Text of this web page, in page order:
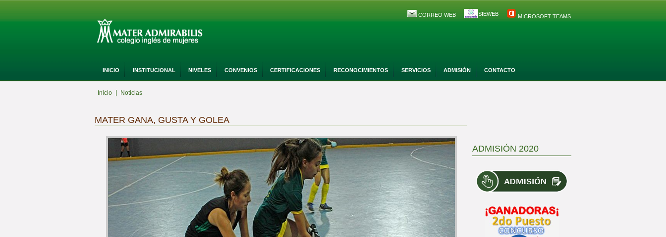
CORREO WEB SIEWEB MICROSOFT TEAMS
INICIO INSTITUCIONAL NIVELES CONVENIOS CERTIFICACIONES RECONOCIMIENTOS SERVICIOS ADMISIÓN CONTACTO
Inicio Noticias
MATER GANA, GUSTA Y GOLEA
ADMISIÓN 2020